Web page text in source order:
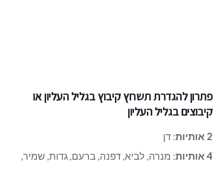
פתרון להגדרת תשחץ קיבוץ בגליל העליון או
קיבוצים בגליל העליון
2 אותיות
: דן
4 אותיות
: מנרה, לביא, דפנה, ברעם, גדות, שמיר,